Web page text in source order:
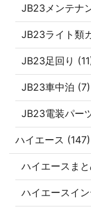
JB23メンテナ
JB23ライト類
JB23足回り
JB23車中泊 (7)
JB23電装パー
ハイエース (147)
ハイエースま
ハイエースイ